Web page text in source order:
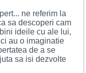
ne referim la
sa descoperi cam
ideile cu ale lui,
au o imaginatie
de a se
sa isi dezvolte